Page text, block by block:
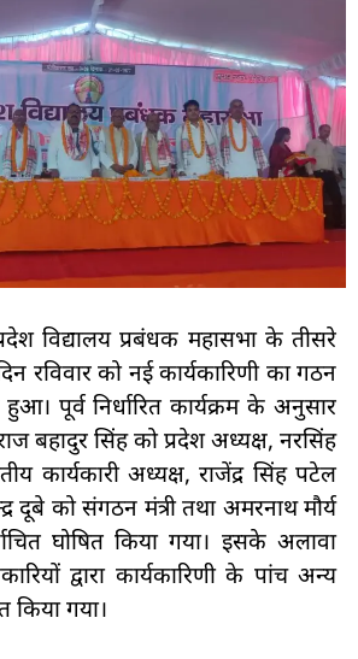
विद्यालय प्रबंधक महासभा के तीसरे
रविवार को नई कार्यकारिणी का गठन
पूर्व निर्धारित कार्यक्रम के अनुसार
बहादुर सिंह को प्रदेश अध्यक्ष, नरसिंह
कार्यकारी अध्यक्ष, राजेंद्र सिंह पटेल
दूबे को संगठन मंत्री तथा अमरनाथ मौर्य
घोषित किया गया। इसके अलावा
द्वारा कार्यकारिणी के पांच अन्य
किया गया।